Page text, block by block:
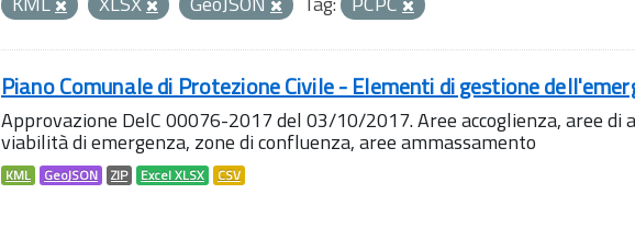
Piano Comunale di Protezione Civile - Elementi di gestione
Approvazione DelC 00076-2017 del 03/10/2017. Aree accoglienza, aree di
viabilità di emergenza, zone di confluenza, aree ammassamento
KML GeoJSON ZIP Excel XLSX CSV